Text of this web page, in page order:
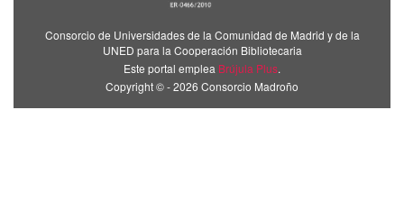
Consorcio de Universidades de la Comunidad de Madrid y de la
UNED para la Cooperación Bibliotecaria
Este portal emplea Brújula Plus.
Copyright © - 2026 Consorcio Madroño